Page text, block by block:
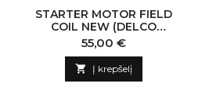
STARTER MOTOR FIELD
COIL NEW (DELCO
REMY) -NLP18 N130495
DELCO REMY-CN
Kaina
55,00 €
 Į krepšelį